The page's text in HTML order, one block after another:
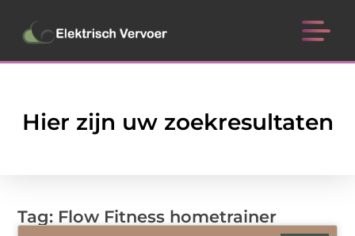
Hier zijn uw zoekresultaten
Tag: Flow Fitness hometrainer